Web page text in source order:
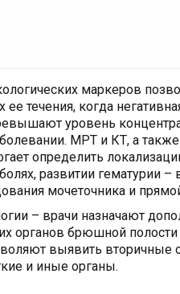
маркеров
течения, когда
уровень
МРТ и КТ, а
определить
развитии гематурии –
мочеточника и
– врачи назначают
органов брюшной полости
выявить вторичные
и иные органы.